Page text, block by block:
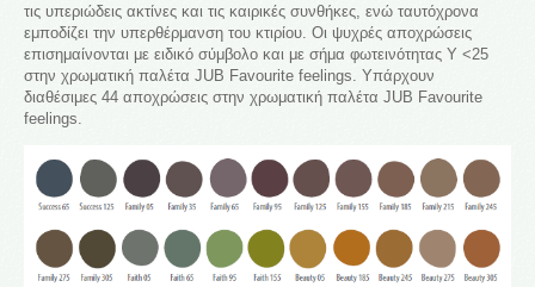
τις υπεριώδεις ακτίνες και τις καιρικές συνθήκες, ενώ ταυτόχρονα
εμποδίζει την υπερθέρμανση του κτιρίου. Οι ψυχρές αποχρώσεις
επισημαίνονται με ειδικό σύμβολο και με σήμα φωτεινότητας Y <25
στην χρωματική παλέτα JUB Favourite feelings. Υπάρχουν
διαθέσιμες 44 αποχρώσεις στην χρωματική παλέτα JUB Favourite
feelings.